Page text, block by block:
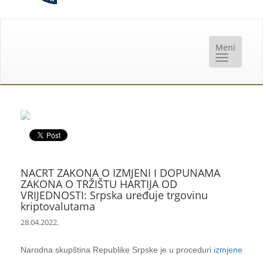
NACRT ZAKONA O IZMJENI I DOPUNAMA
ZAKONA O TRŽIŠTU HARTIJA OD
VRIJEDNOSTI: Srpska uređuje trgovinu
kriptovalutama
28.04.2022.
Narodna skupština Republike Srpske je u proceduri izmjene